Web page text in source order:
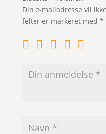
Din e-mailadresse vil
felter er markeret med *